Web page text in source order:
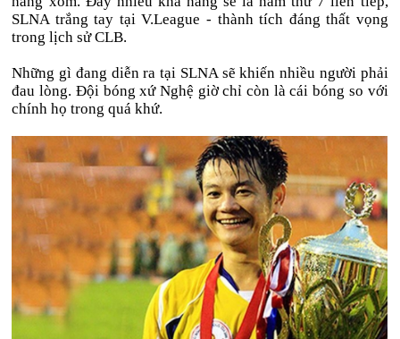
SLNA trắng tay tại V.League - thành tích đáng thất vọng
trong lịch sử CLB.
Những gì đang diễn ra tại SLNA sẽ khiến nhiều người phải
đau lòng. Đội bóng xứ Nghệ giờ chỉ còn là cái bóng so với
chính họ trong quá khứ.